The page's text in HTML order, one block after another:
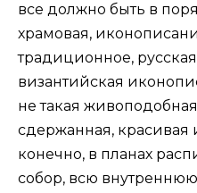
все должно быть в
храмовая,
традиционное,
византийская
не такая
сдержанная, красивая
конечно, в планах
собор, всю